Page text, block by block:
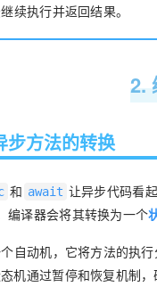
续执行并返回结果。
2.
步方法的转换
和 await 让异步代码看
编译器会将其转换为一个
自动机，它将方法的执
机通过暂停和恢复机制